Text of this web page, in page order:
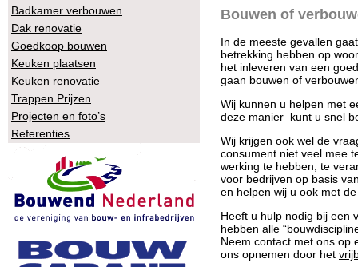
Bouwen of
In de meeste gevallen
betrekking hebben op
het inleveren van een
gaan bouwen of
Wij kunnen u helpen met
deze manier kunt u snel
Wij krijgen ook wel de
consument niet veel mee
werking te hebben, te
voor bedrijven op basis
en helpen wij u ook met
Heeft u hulp nodig bij een
hebben alle
Neem contact met ons op
ons opnemen door het
Badkamer verbouwen
Dak renovatie
Goedkoop bouwen
Keuken plaatsen
Keuken renovatie
Trappen Prijzen
Projecten en foto’s
Referenties